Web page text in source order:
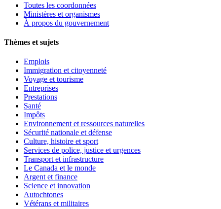
Toutes les coordonnées
Ministères et organismes
À propos du gouvernement
Thèmes et sujets
Emplois
Immigration et citoyenneté
Voyage et tourisme
Entreprises
Prestations
Santé
Impôts
Environnement et ressources naturelles
Sécurité nationale et défense
Culture, histoire et sport
Services de police, justice et urgences
Transport et infrastructure
Le Canada et le monde
Argent et finance
Science et innovation
Autochtones
Vétérans et militaires